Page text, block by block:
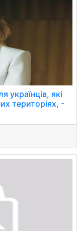
українців, які
територіях, -